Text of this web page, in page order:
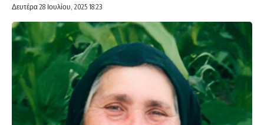
Δευτέρα 28 Ιουλίου, 2025 18:23